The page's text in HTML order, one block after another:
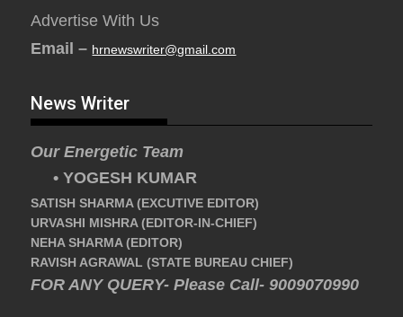
Advertise With Us
Email – hrnewswriter@gmail.com
News Writer
Our Energetic Team
• YOGESH KUMAR
SATISH SHARMA (EXCUTIVE EDITOR)
URVASHI MISHRA (EDITOR-IN-CHIEF)
NEHA SHARMA (EDITOR)
RAVISH AGRAWAL (STATE BUREAU CHIEF)
FOR ANY QUERY- Please Call- 9009070990